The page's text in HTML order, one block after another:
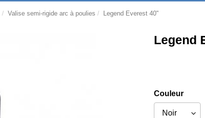
Valise semi-rigide arc à poulies Legend Everest 40"
Legend
Couleur